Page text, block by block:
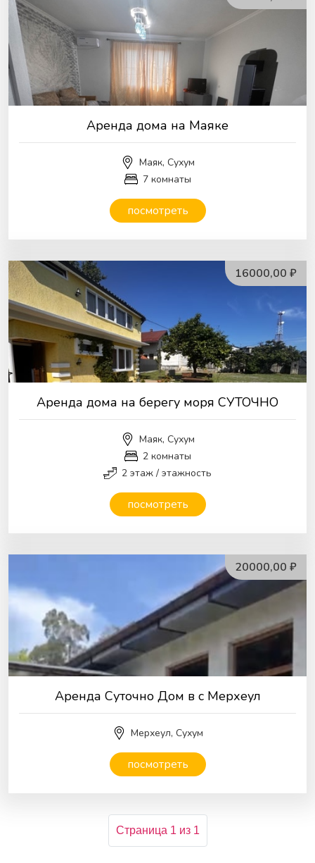
Аренда дома на Маяке
Маяк, Сухум
7 комнаты
посмотреть
16000,00 ₽
Аренда дома на берегу моря СУТОЧНО
Маяк, Сухум
2 комнаты
2 этаж / этажность
посмотреть
20000,00 ₽
Аренда Суточно Дом в с Мерхеул
Мерхеул, Сухум
посмотреть
Страница 1 из 1